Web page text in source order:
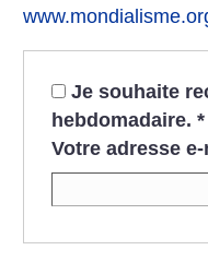
Je souhaite
hebdomadaire. *
Votre adresse e-